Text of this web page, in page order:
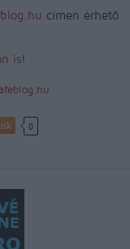
címen érhető
is!
0